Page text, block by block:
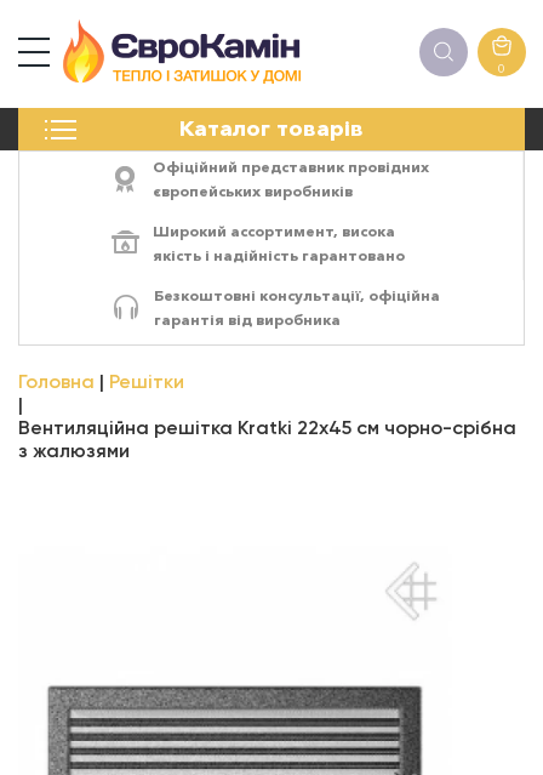
0
Каталог товарів
ПЕЧІ
ЕЛЕКТРОКАМІНИ
АКСЕСУАРИ
Офіційний представник провідних
європейських виробників
Широкий ассортимент, висока
якість і надійність гарантовано
Безкоштовні консультації, офіційна
гарантія від виробника
Головна Решітки
Вентиляційна решітка Kratki 22х45 см чорно-срібна
з жалюзями